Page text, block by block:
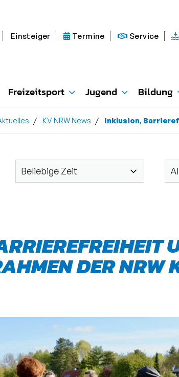
Einsteiger Termine Service
Freizeitsport Jugend Bildung
KV NRW News Inklusion,
DER NRW